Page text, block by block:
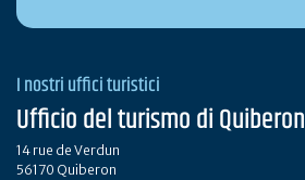
I nostri uffici turistici
Ufficio del turismo di Quiberon
14 rue de Verdun
56170 Quiberon